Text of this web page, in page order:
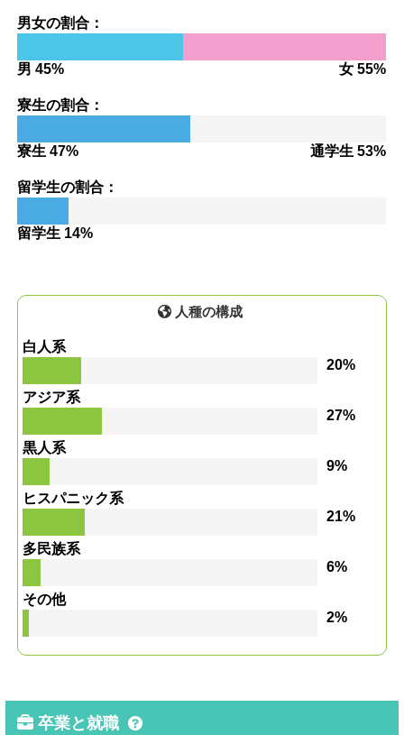
男女の割合：
男 45% 女 55%
寮生の割合：
寮生 47% 通学生 53%
留学生の割合：
留学生 14%
人種の構成
白人系
20%
アジア系
27%
黒人系
9%
ヒスパニック系
21%
多民族系
6%
その他
2%
卒業と就職